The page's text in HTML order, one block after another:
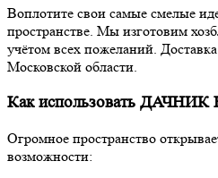
Воплотите свои самые смелые
пространстве. Мы изготовим
учётом всех пожеланий.
Московской области.
Как использовать
Огромное пространство
возможности: